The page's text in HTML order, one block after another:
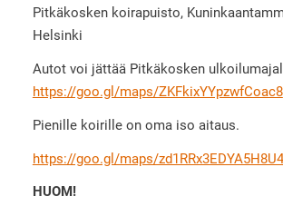
Pitkäkosken koirapuisto,
Helsinki
Autot voi jättää Pitkäkosken
https://goo.gl/maps/ZKFkixYYpzwfCoac8
Pienille koirille on oma iso aitaus.
https://goo.gl/maps/
HUOM!